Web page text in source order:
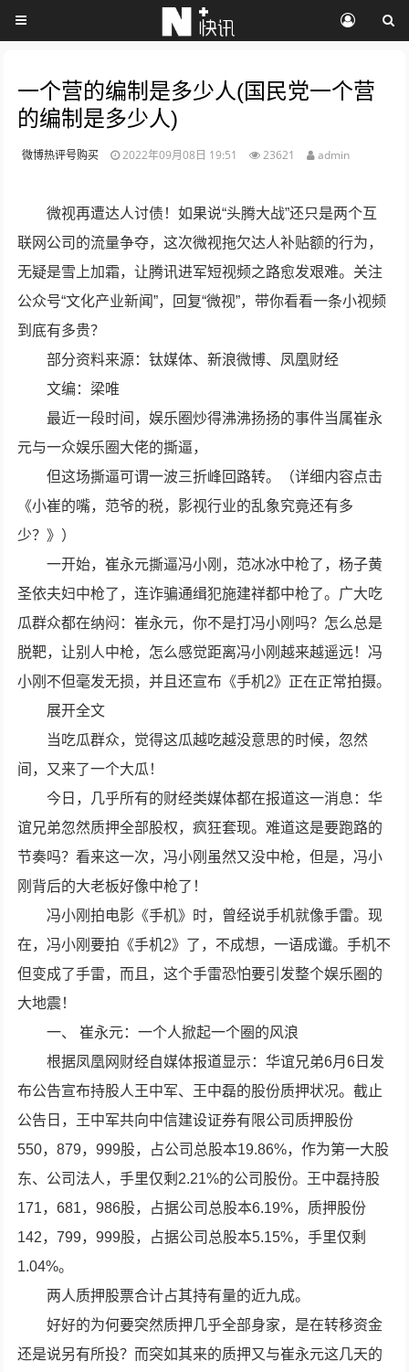
一个营的编制是多少人(国民党一个营
的编制是多少人)
微博热评号购买 2022年09月08日 19:51 23621 admin
微视再遭达人讨债！如果说“头腾大战”还只是两个互
联网公司的流量争夺，这次微视拖欠达人补贴额的行为，
无疑是雪上加霜，让腾讯进军短视频之路愈发艰难。关注
公众号“文化产业新闻”，回复“微视”，带你看看一条小视频
到底有多贵？
部分资料来源：钛媒体、新浪微博、凤凰财经
文编：梁唯
最近一段时间，娱乐圈炒得沸沸扬扬的事件当属崔永
元与一众娱乐圈大佬的撕逼，
但这场撕逼可谓一波三折峰回路转。（详细内容点击
《小崔的嘴，范爷的税，影视行业的乱象究竟还有多
少？》）
一开始，崔永元撕逼冯小刚，范冰冰中枪了，杨子黄
圣依夫妇中枪了，连诈骗通缉犯施建祥都中枪了。广大吃
瓜群众都在纳闷：崔永元，你不是打冯小刚吗？怎么总是
脱靶，让别人中枪，怎么感觉距离冯小刚越来越遥远！冯
小刚不但毫发无损，并且还宣布《手机2》正在正常拍摄。
展开全文
当吃瓜群众，觉得这瓜越吃越没意思的时候，忽然
间，又来了一个大瓜！
今日，几乎所有的财经类媒体都在报道这一消息：华
谊兄弟忽然质押全部股权，疯狂套现。难道这是要跑路的
节奏吗？看来这一次，冯小刚虽然又没中枪，但是，冯小
刚背后的大老板好像中枪了！
冯小刚拍电影《手机》时，曾经说手机就像手雷。现
在，冯小刚要拍《手机2》了，不成想，一语成谶。手机不
但变成了手雷，而且，这个手雷恐怕要引发整个娱乐圈的
大地震！
一、 崔永元：一个人掀起一个圈的风浪
根据凤凰网财经自媒体报道显示：华谊兄弟6月6日发
布公告宣布持股人王中军、王中磊的股份质押状况。截止
公告日，王中军共向中信建设证券有限公司质押股份
550，879，999股，占公司总股本19.86%，作为第一大股
东、公司法人，手里仅剩2.21%的公司股份。王中磊持股
171，681，986股，占据公司总股本6.19%，质押股份
142，799，999股，占据公司总股本5.15%，手里仅剩
1.04%。
两人质押股票合计占其持有量的近九成。
好好的为何要突然质押几乎全部身家，是在转移资金
还是说另有所投？而突如其来的质押又与崔永元这几天的